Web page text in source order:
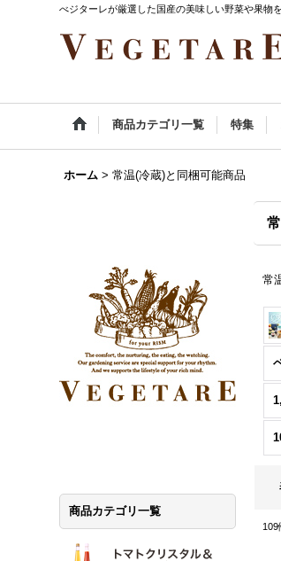
べジターレが厳選した国産の美味しい野菜や果物
商品カテゴリ一覧 特集
ホーム > 常温(冷蔵)と同梱可能商品
商品カテゴリ一覧
常
109